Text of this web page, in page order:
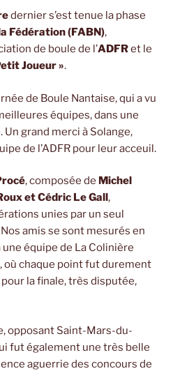
dernier s’est tenue la phase
Fédération (FABN),
de boule de l’ADFRet le
Joueur ».
de Boule Nantaise, qui a vu
équipes, dans une
grand merci à Solange,
de l’ADFR pour leur acceuil.
, composée de Michel
et Cédric Le Gall,
unies par un seul
amis se sont mesurés en
équipe de La Colinière
chaque point fut durement
la finale, très disputée,
opposant Saint-Mars-du-
fut également une très belle
aguerrie des concours de